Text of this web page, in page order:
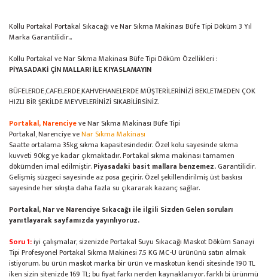
Kollu Portakal Portakal Sıkacağı ve Nar Sıkma Makinası Büfe Tipi Döküm 3 Yıl
Marka Garantilidir...
Kollu Portakal ve Nar Sıkma Makinası Büfe Tipi Döküm Özellikleri :
PİYASADAKİ ÇİN MALLARI İLE KIYASLAMAYIN
BÜFELERDE,CAFELERDE,KAHVEHANELERDE MÜŞTERİLERİNİZİ BEKLETMEDEN ÇOK
HIZLI BİR ŞEKİLDE MEYVELERİNİZİ SIKABİLİRSİNİZ.
Portakal, Narenciyeve Nar Sıkma Makinası Büfe Tipi
Portakal, Narenciye veNar Sıkma Makinası
Saatte ortalama 35kg sıkma kapasitesindedir. Özel kolu sayesinde sıkma
kuvveti 90kg ye kadar çıkmaktadır. Portakal sıkma makinası tamamen
dökümden imal edilmiştir. Piyasadaki basit mallara benzemez. Garantilidir.
Gelişmiş süzgeci sayesinde az posa geçirir. Özel şekillendirilmiş üst baskısı
sayesinde her sıkışta daha fazla su çıkararak kazanç sağlar.
Portakal, Nar ve Narenciye Sıkacağı ile ilgili Sizden Gelen soruları
yanıtlayarak sayfamızda yayınlıyoruz.
Soru 1:iyi çalışmalar, sizenizde Portakal Suyu Sıkacağı Maskot Döküm Sanayi
Tipi Profesyonel Portakal Sıkma Makinesi 7.5 KG MC-U ürününü satın almak
istiyorum. bu ürün maskot marka bir ürün ve maskotun kendi sitesinde 190 TL
iken sizin sitenizde 169 TL; bu fiyat farkı nerden kaynaklanıyor. farklı bi ürünmü